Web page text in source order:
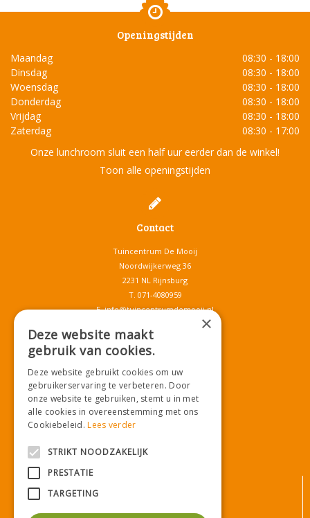
Openingstijden
Maandag
08:30 - 18:00
Dinsdag
08:30 - 18:00
Woensdag
08:30 - 18:00
Donderdag
08:30 - 18:00
Vrijdag
08:30 - 18:00
Zaterdag
08:30 - 17:00
Onze lunchroom sluit een half uur eerder dan de winkel!
Toon alle openingstijden
Contact
Tuincentrum De Mooij
Noordwijkerweg 36
2231 NL Rijnsburg
T. 071-4080959
E.info@tuincentrumdemooij.nl
Download onze App!
×
Deze website maakt
gebruik van cookies.
Deze website gebruikt cookies om uw
gebruikerservaring te verbeteren. Door
onze website te gebruiken, stemt u in met
alle cookies in overeenstemming met ons
Cookiebeleid.Lees verder
STRIKT NOODZAKELIJK
PRESTATIE
TARGETING